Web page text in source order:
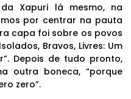
Xapuri lá mesmo, na
por centrar na pauta
capa foi sobre os povos
Bravos, Livres: Um
Depois de tudo pronto,
outra boneca, “porque
zero”.